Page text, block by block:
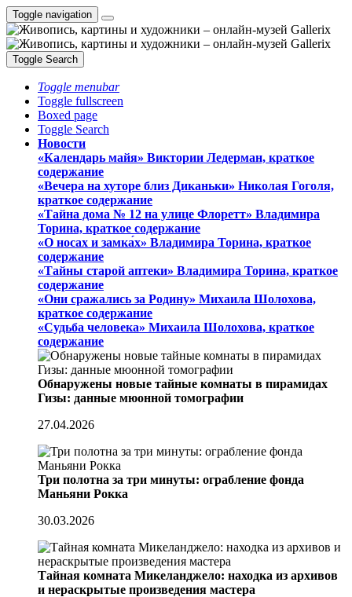
Toggle navigation
Toggle Search
Toggle menubar
Toggle fullscreen
Boxed page
Toggle Search
Новости
«Календарь майя» Виктории Ледерман, краткое
содержание
«Вечера на хуторе близ Диканьки» Николая Гоголя,
краткое содержание
«Тайна дома № 12 на улице Флоретт» Владимира
Торина, краткое содержание
«О носах и замка́х» Владимира Торина, краткое
содержание
«Тайны старой аптеки» Владимира Торина, краткое
содержание
«Они сражались за Родину» Михаила Шолохова,
краткое содержание
«Судьба человека» Михаила Шолохова, краткое
содержание
Обнаружены новые тайные комнаты в пирамидах
Гизы: данные мюонной томографии
27.04.2026
Три полотна за три минуты: ограбление фонда
Маньяни Рокка
30.03.2026
Тайная комната Микеланджело: находка из архивов
и нераскрытые произведения мастера